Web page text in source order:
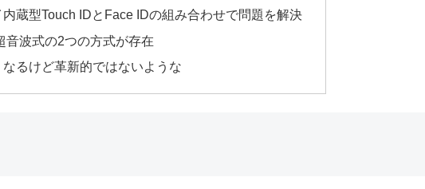
蔵型Touch IDとFace IDの組み合わせで問題を解決
音波式の2つの方式が存在
るけど革新的ではないような